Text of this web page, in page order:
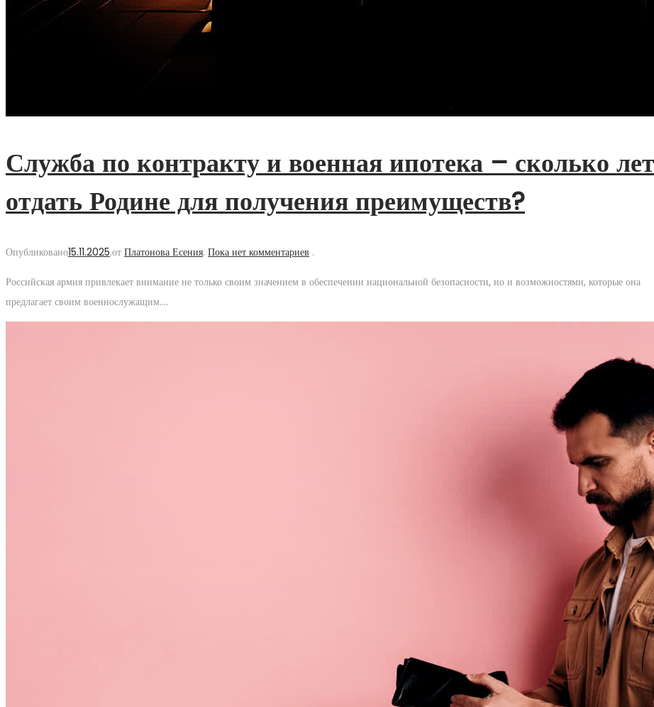
Служба по контракту и военная ипотека – сколько лет
отдать Родине для получения преимуществ?
Опубликовано15.11.2025.от Платонова Есения. Пока нет комментариев .
Российская армия привлекает внимание не только своим значением в обеспечении национальной безопасности, но и возможностями, которые она
предлагает своим военнослужащим….